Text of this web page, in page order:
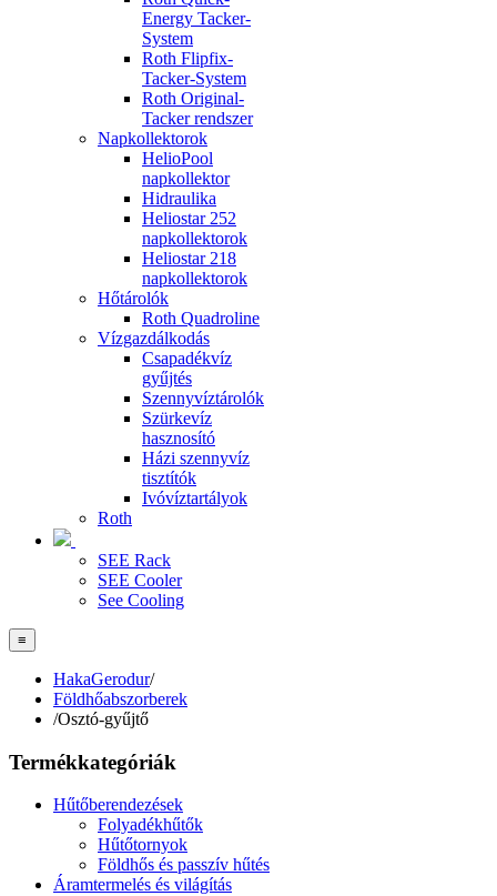
Energy Tacker-
System
Roth Flipfix-
Tacker-System
Roth Original-
Tacker rendszer
Napkollektorok
HelioPool
napkollektor
Hidraulika
Heliostar 252
napkollektorok
Heliostar 218
napkollektorok
Hőtárolók
Roth Quadroline
Vízgazdálkodás
Csapadékvíz
gyűjtés
Szennyvíztárolók
Szürkevíz
hasznosító
Házi szennyvíz
tisztítók
Ivóvíztartályok
Roth
SEE Rack
SEE Cooler
See Cooling
≡
HakaGerodur/
Földhőabszorberek
/Osztó-gyűjtő
Termékkategóriák
Hűtőberendezések
Folyadékhűtők
Hűtőtornyok
Földhős és passzív hűtés
Áramtermelés és világítás